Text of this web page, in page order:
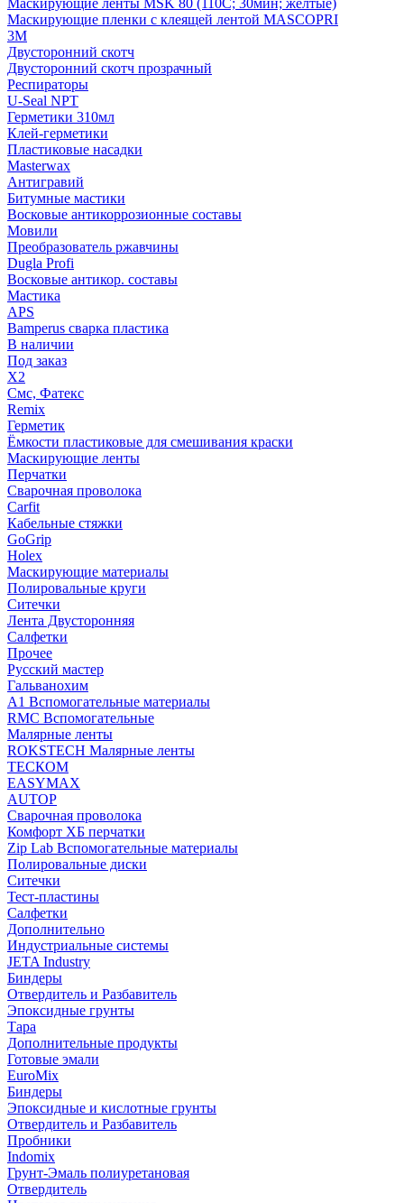
Маскирующие ленты MSK 80 (110С; 30мин; желтые)
Маскирующие пленки с клеящей лентой MASCOPRI
3M
Двусторонний скотч
Двусторонний скотч прозрачный
Респираторы
U-Seal NPT
Герметики 310мл
Клей-герметики
Пластиковые насадки
Masterwax
Антигравий
Битумные мастики
Восковые антикоррозионные составы
Мовили
Преобразователь ржавчины
Dugla Profi
Восковые антикор. составы
Мастика
APS
Bamperus сварка пластика
В наличии
Под заказ
X2
Смс, Фатекс
Remix
Герметик
Ёмкости пластиковые для смешивания краски
Маскирующие ленты
Перчатки
Сварочная проволока
Carfit
Кабельные стяжки
GoGrip
Holex
Маскирующие материалы
Полировальные круги
Ситечки
Лента Двусторонняя
Салфетки
Прочее
Русский мастер
Гальванохим
А1 Вспомогательные материалы
RMC Вспомогательные
Малярные ленты
ROKSTECH Малярные ленты
ТЕСКОМ
EASYMAX
AUTOP
Сварочная проволока
Комфорт ХБ перчатки
Zip Lab Вспомогательные материалы
Полировальные диски
Ситечки
Тест-пластины
Салфетки
Дополнительно
Индустриальные системы
JETA Industry
Биндеры
Отвердитель и Разбавитель
Эпоксидные грунты
Тара
Дополнительные продукты
Готовые эмали
EuroMix
Биндеры
Эпоксидные и кислотные грунты
Отвердитель и Разбавитель
Пробники
Indomix
Грунт-Эмаль полиуретановая
Отвердитель